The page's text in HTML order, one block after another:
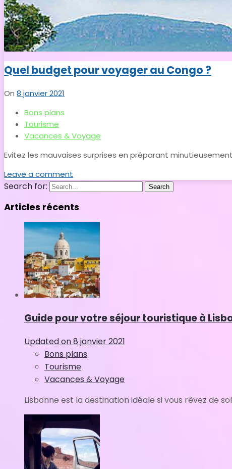
Quel budget pour voyager au Congo ?
On 8 janvier 2021
Bons plans
Tourisme
Vacances & Voyage
Evitez les mauvaises surprises en préparant
Leave a comment
Search for: Search
Articles récents
Guide pour votre séjour touristique à
Updated on8 janvier 2021
Bons plans
Tourisme
Vacances & Voyage
Lisbonne est la destination idéale si vous rêvez de